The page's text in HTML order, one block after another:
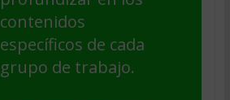
contenidos
específicos de cada
grupo de trabajo.